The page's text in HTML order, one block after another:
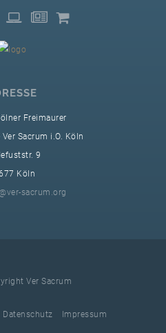
Freimaurer
Sacrum i.O. Köln
9
Köln
sacrum.org
Ver Sacrum
Datenschutz Impressum